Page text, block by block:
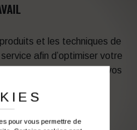
et les techniques de
afin d’optimiser votre
techniques et de vos
d’informations ?
pour vous permettre de